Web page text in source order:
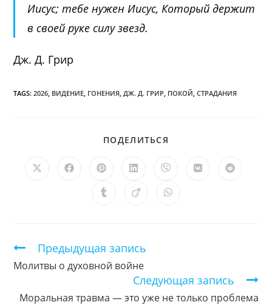
Иисус; тебе нужен Иисус, Который держит
в своей руке силу звезд.
Дж. Д. Грир
TAGS:2026 ВИДЕНИЕ ГОНЕНИЯ ДЖ. Д. ГРИР ПОКОЙ СТРАДАНИЯ
ПОДЕЛИТЬСЯ
Открывается
Открывается
новом
Открывается
в
новом
Открывается
новом
Открывается
новом
Открывается
Открывается
ОткрываетсяОткрывается
Продолжить
чтение
Предыдущая запись
Молитвы о духовной войне
Следующая запись
Моральная травма — это уже не только проблема